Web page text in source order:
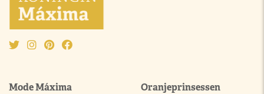
Mode Máxima Oranjeprinsessen